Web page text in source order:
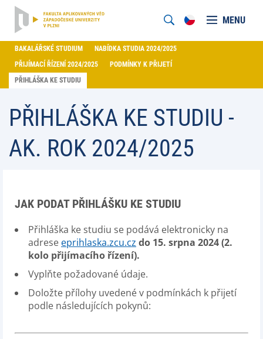
MENU
BAKALÁŘSKÉ STUDIUM
NABÍDKA STUDIA 2024/2025
PŘIJÍMACÍ ŘÍZENÍ 2024/2025
PODMÍNKY K PŘIJETÍ
PŘIHLÁŠKA KE STUDIU
PŘIHLÁŠKA KE STUDIU -
AK. ROK 2024/2025
JAK PODAT PŘIHLÁŠKU KE STUDIU
Přihláška ke studiu se podává elektronicky na
adrese eprihlaska.zcu.cz do 15. srpna 2024 (2.
kolo přijímacího řízení).
Vyplňte požadované údaje.
Doložte přílohy uvedené v podmínkách k přijetí
podle následujících pokynů: